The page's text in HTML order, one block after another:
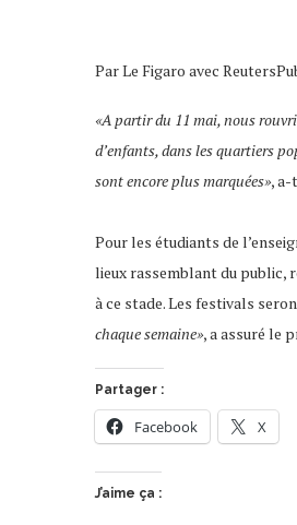
Par Le Figaro avec
«A partir du 11 mai, nous
d’enfants, dans les quartiers
sont encore plus marquées»,
Pour les étudiants de
lieux rassemblant du public,
à ce stade. Les festivals
chaque semaine», a assuré le
Partager :
Facebook X
J’aime ça :